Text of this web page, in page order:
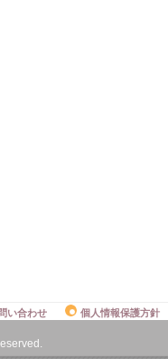
い合わせ 個人情報保護方針